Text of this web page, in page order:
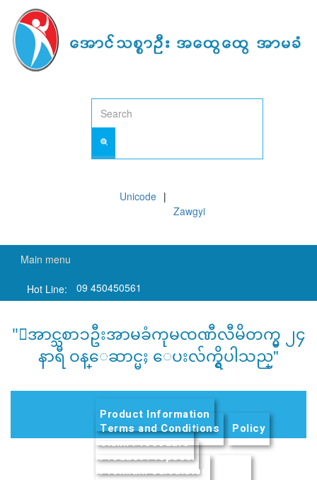
main
content
Unicode
Zawgyi
Main menu
Hot Line: 09 450450561
"ေအာင္သစာၥဦးအာမခံကုမၸဏီလီမိတက္မွ ၂၄
နာရီ ဝန္ေဆာင္မႈ ေပးလ်က္ရွိပါသည္"
Product Information (active tab)
Terms and Conditions
Policy
Claim Procedure
Product Proposal
Premium Calculator